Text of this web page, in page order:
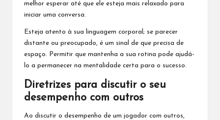
melhor esperar até que ele esteja mais relaxado para
iniciar uma conversa.
Esteja atento à sua linguagem corporal; se parecer
distante ou preocupado, é um sinal de que precisa de
espaço. Permitir que mantenha a sua rotina pode ajudá-
lo a permanecer na mentalidade certa para o sucesso.
Diretrizes para discutir o seu
desempenho com outros
Ao discutir o desempenho de um jogador com outros,